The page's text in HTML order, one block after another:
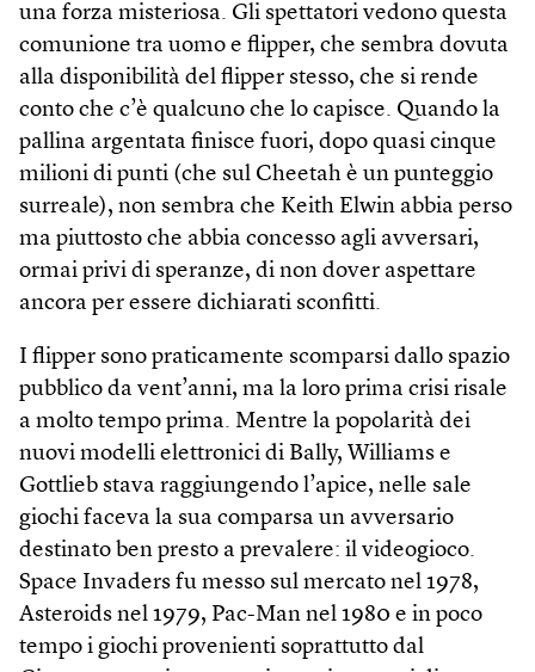
una forza misteriosa. Gli spettatori vedono questa
comunione tra uomo e flipper, che sembra dovuta
alla disponibilità del flipper stesso, che si rende
conto che c’è qualcuno che lo capisce. Quando la
pallina argentata finisce fuori, dopo quasi cinque
milioni di punti (che sul Cheetah è un punteggio
surreale), non sembra che Keith Elwin abbia perso
ma piuttosto che abbia concesso agli avversari,
ormai privi di speranze, di non dover aspettare
ancora per essere dichiarati sconfitti.
I flipper sono praticamente scomparsi dallo spazio
pubblico da vent’anni, ma la loro prima crisi risale
a molto tempo prima. Mentre la popolarità dei
nuovi modelli elettronici di Bally, Williams e
Gottlieb stava raggiungendo l’apice, nelle sale
giochi faceva la sua comparsa un avversario
destinato ben presto a prevalere: il videogioco.
Space Invaders fu messo sul mercato nel 1978,
Asteroids nel 1979, Pac-Man nel 1980 e in poco
tempo i giochi provenienti soprattutto dal